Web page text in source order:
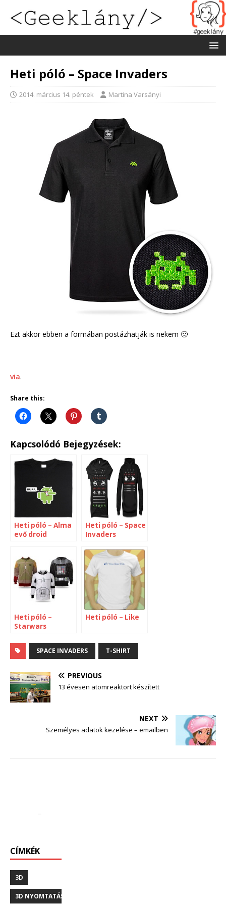
Heti póló – Space Invaders
2014. március 14. péntek Martina Varsányi
Ezt akkor ebben a formában postázhatják is nekem 🙂
via.
Share this:
Kapcsolódó Bejegyzések:
Heti póló – Alma
evő droid
Heti póló – Space
Invaders
kiadás (extra)
Heti póló –
Starwars
Heti póló – Like
SPACE INVADERS T-SHIRT
PREVIOUS
13 évesen atomreaktort készített
NEXT
Személyes adatok kezelése – emailben
CÍMKÉK
3D
3D NYOMTATÁS